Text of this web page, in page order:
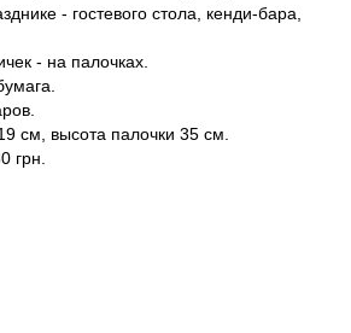
- гостевого стола, кенди-бара,
- на палочках.
см, высота палочки 35 см.
грн.